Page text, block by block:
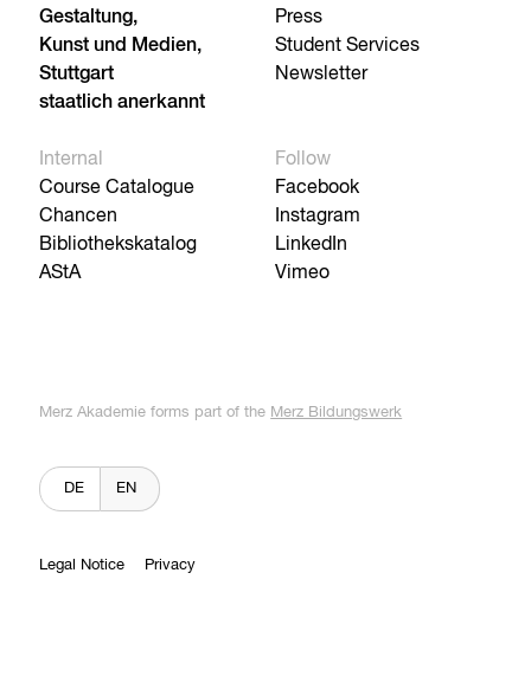
Gestaltung,
Kunst und Medien,
Stuttgart
staatlich anerkannt
Press
Student Services
Newsletter
Internal
Course Catalogue
Chancen
Bibliothekskatalog
AStA
Follow
Facebook
Instagram
LinkedIn
Vimeo
Merz Akademie forms part of the Merz Bildungswerk
DE EN
Legal Notice Privacy